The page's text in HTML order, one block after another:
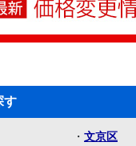
す
・ 文京区